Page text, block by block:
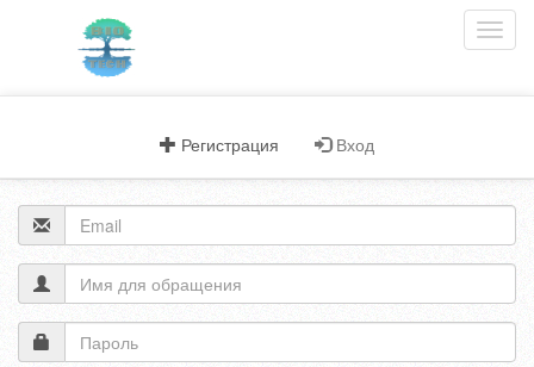
Menu
Регистрация Вход